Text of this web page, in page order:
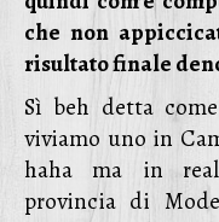
che non
risultato finale
Sì beh detta
viviamo uno in
haha ma in
provincia di